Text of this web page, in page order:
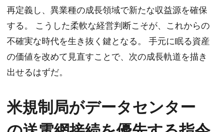
再定義し、異業種の成長領域で新たな収益源を確保
する。 こうした柔軟な経営判断こそが、これからの
不確実な時代を生き抜く鍵となる。 手元に眠る資産
の価値を改めて見直すことで、次の成長軌道を描き
出せるはずだ。
米規制局がデータセンター